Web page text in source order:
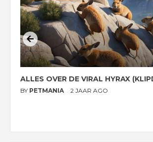
ALLES OVER DE VIRAL HYRAX
BY PETMANIA 2 JAAR AGO